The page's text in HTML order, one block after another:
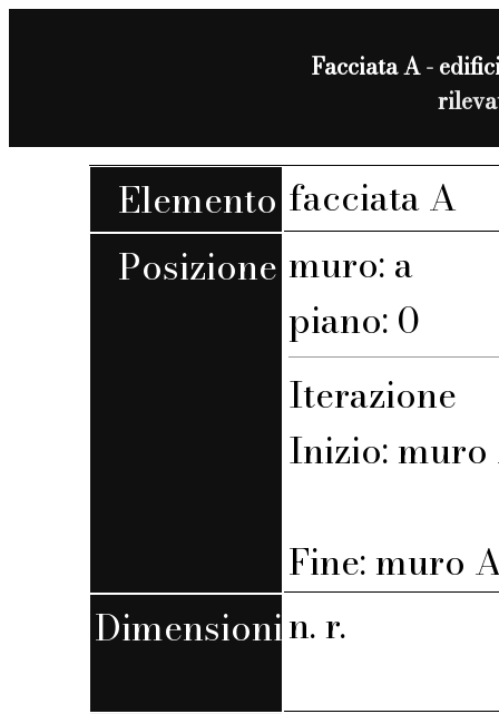
Facciata A -
Elemento facciata A
Posizione muro: a
piano: 0
Iterazione
Inizio: muro
Fine: muro
Dimensionin. r.